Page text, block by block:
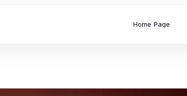
Home Page